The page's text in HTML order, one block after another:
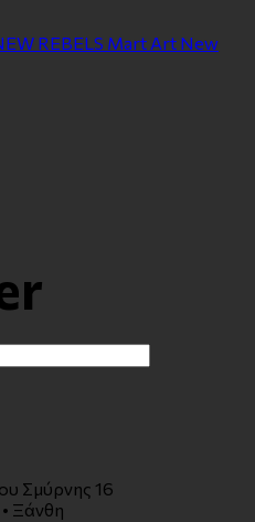
REBELS Mart Art New
Σμύρνης 16
Ξάνθη